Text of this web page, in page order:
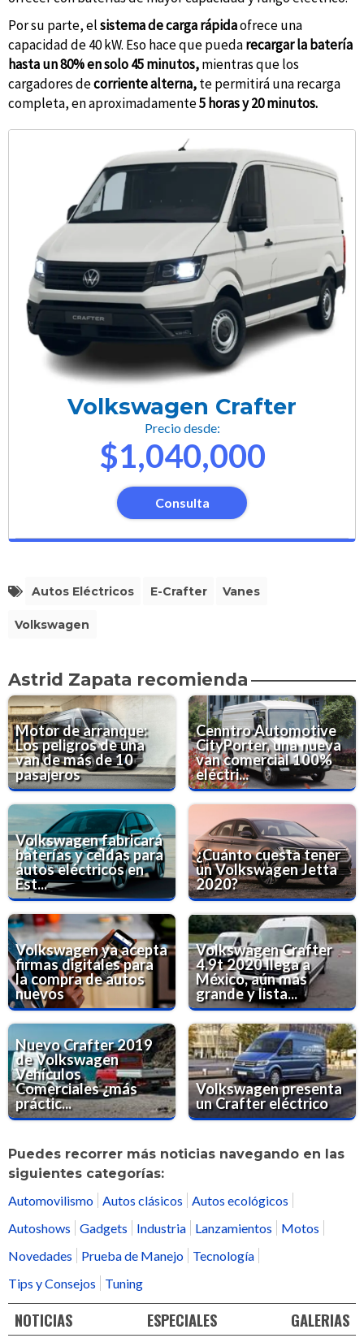
Por su parte, elsistema de carga rápidaofrece una
capacidad de 40 kW. Eso hace que puedarecargar la batería
hasta un 80% en solo 45 minutos,mientras que los
cargadores decorriente alterna,te permitirá una recarga
completa, en aproximadamente5 horas y 20 minutos.
Volkswagen Crafter
Precio desde:
$1,040,000
Consulta
Autos Eléctricos E-Crafter Vanes
Volkswagen
Astrid Zapata recomienda
Motor de arranque:
Los peligros de una
van de más de 10
pasajeros
Cenntro Automotive
CityPorter, una nueva
van comercial 100%
eléctri...
Volkswagen fabricará
baterías y celdas para
autos eléctricos en
Est...
¿Cuánto cuesta tener
un Volkswagen Jetta
2020?
Volkswagen ya acepta
firmas digitales para
la compra de autos
nuevos
Volkswagen Crafter
4.9t 2020 llega a
México, aún más
grande y lista...
Nuevo Crafter 2019
de Volkswagen
Vehículos
Comerciales ¿más
práctic...
Volkswagen presenta
un Crafter eléctrico
Puedes recorrer más noticias navegando en las
siguientes categorías:
Automovilismo Autos clásicos
Autos ecológicos
Autoshows
Gadgets Industria Lanzamientos
Motos
Novedades
Prueba de Manejo
Tecnología
Tips y Consejos
Tuning
NOTICIAS ESPECIALES GALERIAS